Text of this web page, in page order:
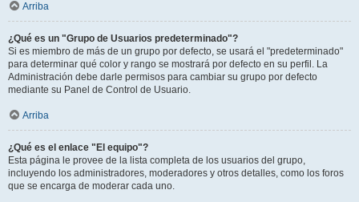
Arriba
¿Qué es un "Grupo de Usuarios predeterminado"?
Si es miembro de más de un grupo por defecto, se usará el "predeterminado"
para determinar qué color y rango se mostrará por defecto en su perfil. La
Administración debe darle permisos para cambiar su grupo por defecto
mediante su Panel de Control de Usuario.
Arriba
¿Qué es el enlace "El equipo"?
Esta página le provee de la lista completa de los usuarios del grupo,
incluyendo los administradores, moderadores y otros detalles, como los foros
que se encarga de moderar cada uno.